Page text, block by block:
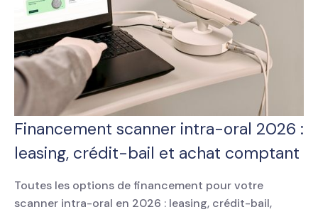
Financement scanner intra-oral 2026 :
leasing, crédit-bail et achat comptant
Toutes les options de financement pour votre
scanner intra-oral en 2026 : leasing, crédit-bail,